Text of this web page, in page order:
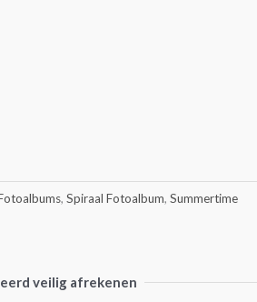
, Spiraal Fotoalbum, Summertime
veilig afrekenen